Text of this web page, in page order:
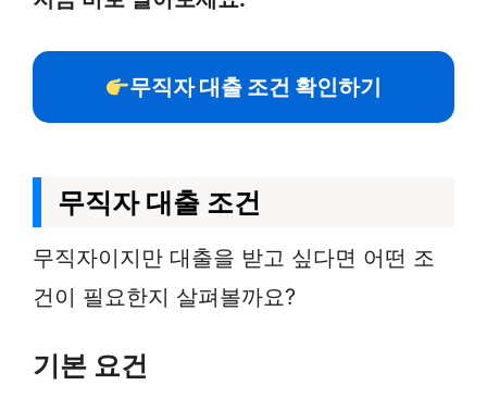
무직자 대출 조건 확인하기
무직자 대출 조건
무직자이지만 대출을 받고 싶다면 어떤 조
건이 필요한지 살펴볼까요?
기본 요건